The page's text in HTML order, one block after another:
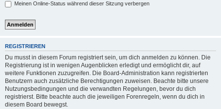
Meinen Online-Status während dieser Sitzung verbergen
REGISTRIEREN
Du musst in diesem Forum registriert sein, um dich anmelden zu können. Die
Registrierung ist in wenigen Augenblicken erledigt und ermöglicht dir, auf
weitere Funktionen zuzugreifen. Die Board-Administration kann registrierten
Benutzern auch zusätzliche Berechtigungen zuweisen. Beachte bitte unsere
Nutzungsbedingungen und die verwandten Regelungen, bevor du dich
registrierst. Bitte beachte auch die jeweiligen Forenregeln, wenn du dich in
diesem Board bewegst.